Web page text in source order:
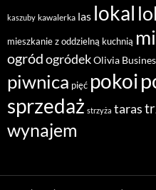
kaszuby kawalerka las lokal
mieszkanie z oddzielną kuchnią
ogródogródekOlivia
piwnica pięć pokoi
sprzedaż strzyża taras
wynajem